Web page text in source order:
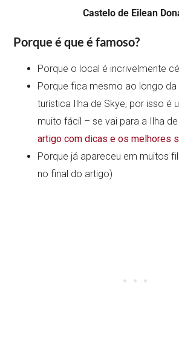
Castelo de Eilean
Porque é que é famoso?
Porque o local é incrivelmente
Porque fica mesmo ao longo
turística Ilha de Skye, por isso é
muito fácil – se vai para a Ilha
artigo com dicas e os melhores
Porque já apareceu em muitos
no final do artigo)